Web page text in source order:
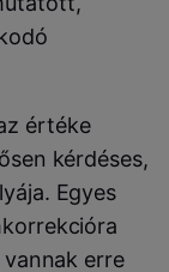
értéke
kérdéses,
Egyes
erre